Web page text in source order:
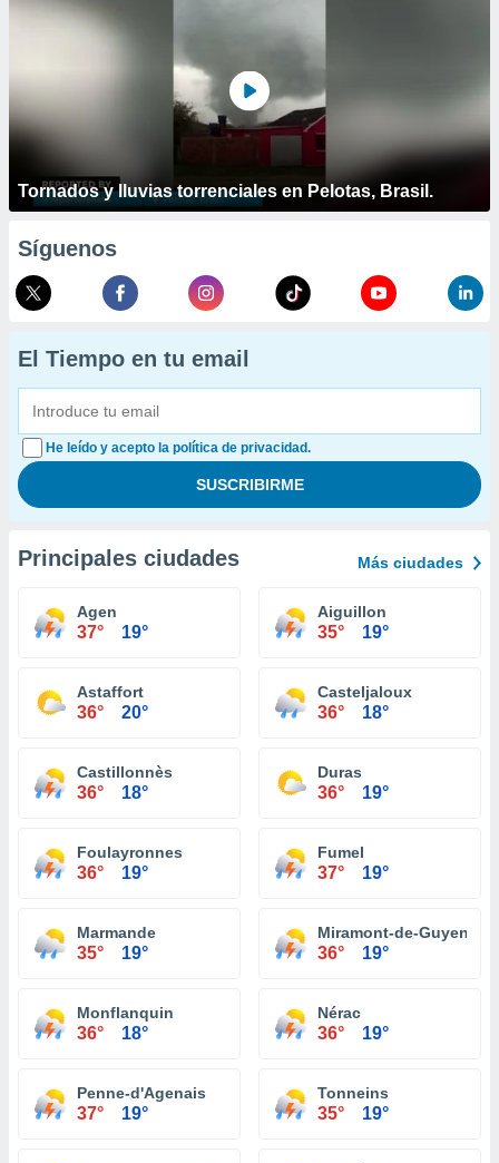
Tornados y lluvias torrenciales en Pelotas, Brasil.
Síguenos
El Tiempo en tu email
He leído y acepto la política de privacidad.
Principales ciudades Más ciudades
Agen
37° 19°
Aiguillon
35° 19°
Astaffort
36° 20°
Casteljaloux
36° 18°
Castillonnès
36° 18°
Duras
36° 19°
Foulayronnes
36° 19°
Fumel
37° 19°
Marmande
35° 19°
Miramont-de-Guyenne
36° 19°
Monflanquin
36° 18°
Nérac
36° 19°
Penne-d'Agenais
37° 19°
Tonneins
35° 19°